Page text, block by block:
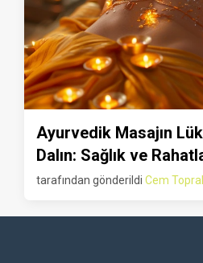
Ayurvedik Masajın
Dalın: Sağlık ve
tarafından gönderildi Cem